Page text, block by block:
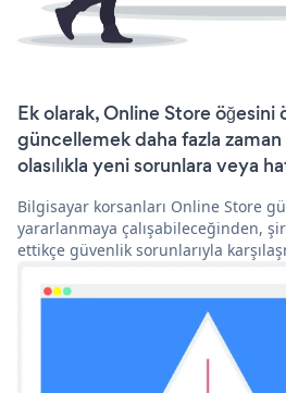
Ek olarak, Online Store
güncellemek daha fazla
olasılıkla yeni sorunlara veya
Bilgisayar korsanları Online Store
yararlanmaya çalışabileceğinden,
ettikçe güvenlik sorunlarıyla